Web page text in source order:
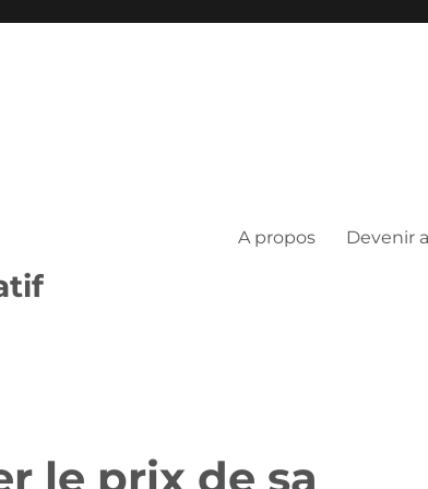
A propos Devenir
le prix de sa